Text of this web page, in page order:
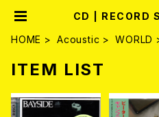
CD | RECORD
HOME
Acoustic WORLD
ITEM LIST